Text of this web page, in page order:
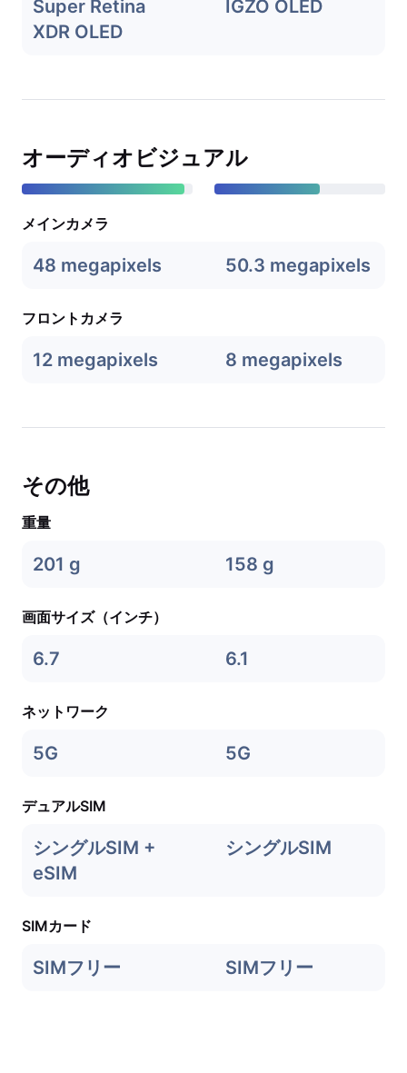
Super Retina
XDR OLED
IGZO OLED
オーディオビジュアル
メインカメラ
48 megapixels 50.3 megapixels
フロントカメラ
12 megapixels 8 megapixels
その他
重量
201 g 158 g
画面サイズ（インチ）
6.7 6.1
ネットワーク
5G 5G
デュアルSIM
シングルSIM +
eSIM
シングルSIM
SIMカード
SIMフリー SIMフリー